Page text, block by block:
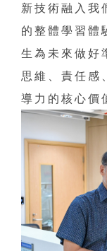
新技術融入我
的整體學習體
生為未來做好
思維、責任感
導力的核心價